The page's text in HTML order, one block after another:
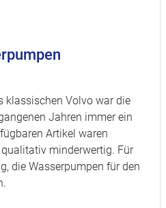
klassischen Volvo war die
Jahren immer ein
Artikel waren
minderwertig. Für
die Wasserpumpen für den